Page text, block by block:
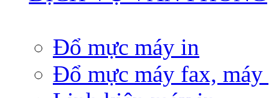
Đổ mực máy in
Đổ mực máy fax, máy